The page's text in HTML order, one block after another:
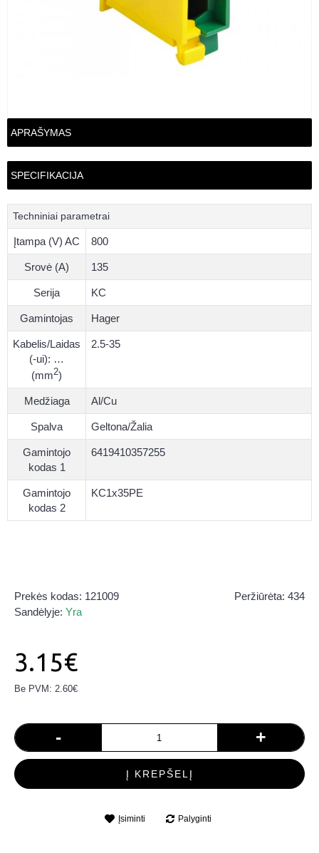
APRAŠYMAS
SPECIFIKACIJA
Techniniai parametrai
Įtampa (V) AC 800
Srovė (A) 135
Serija KC
Gamintojas Hager
Kabelis/Laidas
(-ui): …
(mm2)
2.5-35
Medžiaga Al/Cu
Spalva Geltona/Žalia
Gamintojo
kodas 1
6419410357255
Gamintojo
kodas 2
KC1x35PE
Peržiūrėta: 434
Prekės kodas: 121009
Sandėlyje: Yra
3.15€
Be PVM: 2.60€
- +
Į KREPŠELĮ
Įsiminti Palyginti